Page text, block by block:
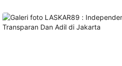
memesan,
rincian